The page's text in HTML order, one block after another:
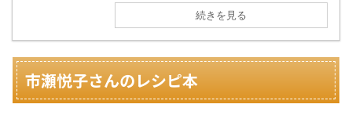
続きを見る
市瀬悦子さんのレシピ本